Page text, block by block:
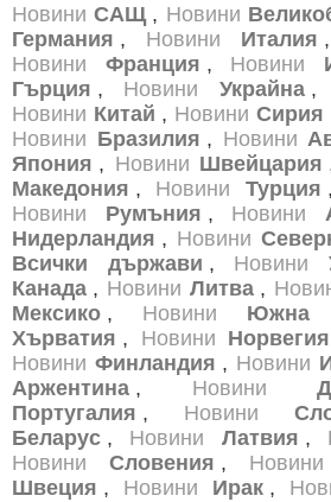
Новини САЩ , Новини
Германия , Новини Италия
Новини
Франция , Новини
Гърция , Новини Украйна ,
Новини Китай , Новини Сирия
Новини Бразилия , Новини
Япония , Новини Швейцария
Македония , Новини Турция
Новини
Румъния , Новини
Нидерландия , Новини
Всички държави , Новини
Канада , Новини Литва ,
Мексико , Новини Южна
Хърватия , Новини Норвегия
Новини Финландия , Новини
Аржентина , Новини
Португалия , Новини
Беларус , Новини Латвия ,
Новини
Словения , Новини
Швеция , Новини Ирак ,